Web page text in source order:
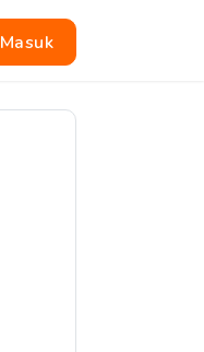
Masuk